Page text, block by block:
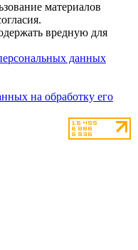
материалов
вредную для
данных
на обработку его